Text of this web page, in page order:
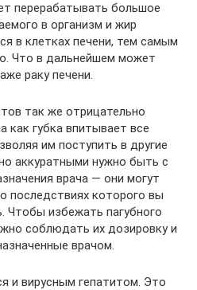
перерабатывать большое
в организм и жир
в клетках печени, тем самым
Что в дальнейшем может
раку печени.
так же отрицательно
как губка впитывает все
им поступить в другие
аккуратными нужно быть с
врача — они могут
последствиях которого вы
Чтобы избежать пагубного
соблюдать их дозировку и
врачом.
и вирусным гепатитом. Это